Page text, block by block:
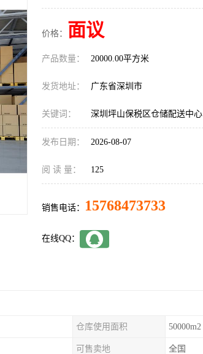
价格： 面议
产品数量： 20000.00平方米
发货地址： 广东省深圳市
关键词： 深圳坪山保税区仓储配送中心
发布日期： 2026-08-07
阅 读 量： 125
销售电话： 15768473733
在线QQ：
仓库使用面积 50000m2
可售卖地 全国